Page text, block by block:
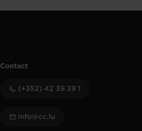
Contact
(+352) 42 39 39 1
info@cc.lu